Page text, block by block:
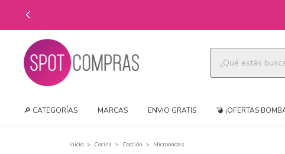
🔎 CATEGORÍAS MARCAS ENVIO GRATIS 💣 ¡OFERTAS
Inicio > Cocina > Cocción > Microondas